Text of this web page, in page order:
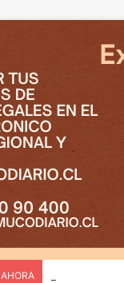
AHORA